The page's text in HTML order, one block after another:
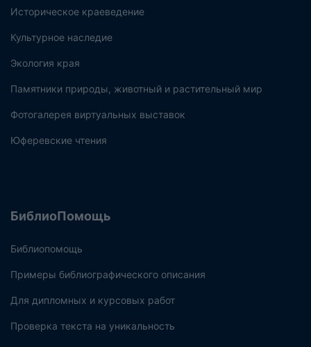
Историческое краеведение
Культурное наследие
Экология края
Памятники природы, животный и растительный мир
Фотогалерея виртуальных выставок
Юферевские чтения
БиблиоПомощь
Библиопомощь
Примеры библиографического описания
Для дипломных и курсовых работ
Проверка текста на уникальность